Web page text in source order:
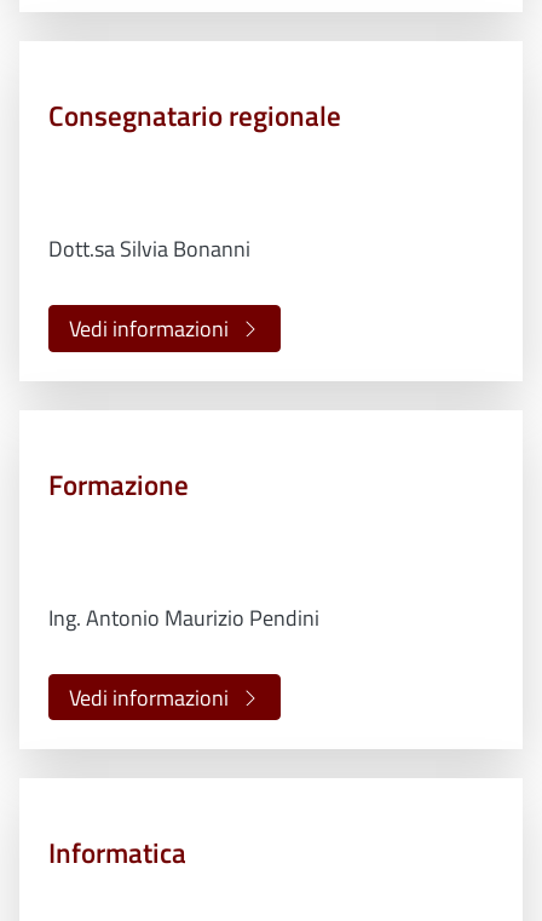
Consegnatario regionale
Dott.sa Silvia Bonanni
Vedi informazioni
Formazione
Ing. Antonio Maurizio Pendini
Vedi informazioni
Informatica